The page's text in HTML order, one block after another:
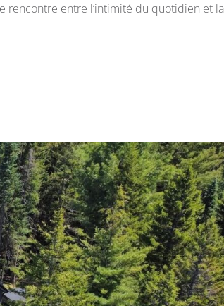
rencontre entre l’intimité du quotidien et